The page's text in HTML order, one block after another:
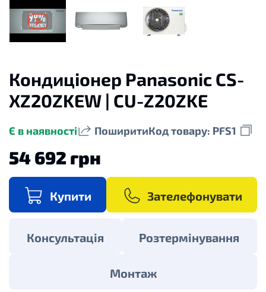
Кондиціонер Panasonic CS-
XZ20ZKEW | CU-Z20ZKE
Є в наявності ПоширитиКод товару: PFS1
54 692 грн
Купити Зателефонувати
Консультація Розтермінування
Монтаж